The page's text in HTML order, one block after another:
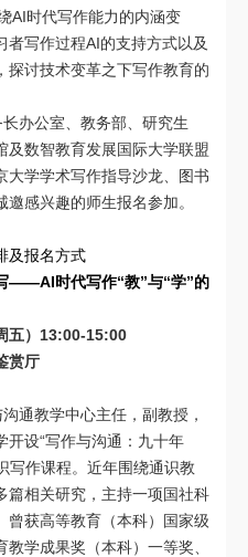
绕AI时代写作能力的内涵变
者写作过程AI的支持方式以及
探讨技术变革之下写作教育的
办公室、教务部、研究生
及数智教育发展国际大学联盟
大学学术写作指导沙龙、图书
感兴趣的师生报名参加。
及报名方式
写——AI时代写作“教”与“学”的
五）13:00-15:00
赏厅
通教学中心主任，副教授，
开设“写作与沟通：九十年
写作课程。近年围绕通识教
篇相关研究，主持一项国社科
曾获高等教育（本科）国家级
学成果奖（本科）一等奖、